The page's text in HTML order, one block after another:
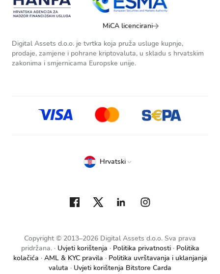
MiCA licencirani
Digital Assets d.o.o. je tvrtka koja pruža usluge kupnje,
prodaje, zamjene i pohrane kriptovaluta, u skladu s hrvatskim
zakonima i smjernicama Europske unije.
Copyright © 2013–2026 Digital Assets d.o.o. Sva prava
pridržana.
Uvjeti korištenja Politika privatnosti
Politika
kolačića
AML & KYC pravila
Politika uvrštavanja i uklanjanja
valuta
Uvjeti korištenja Bitstore Carda
Hrvatski